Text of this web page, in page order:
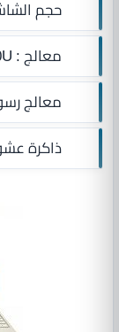
حجم
معالج :.
معالج
ذاكرة